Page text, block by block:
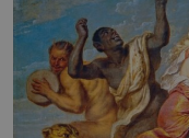
vyplouváme,“
kapitáne?“ zeptá